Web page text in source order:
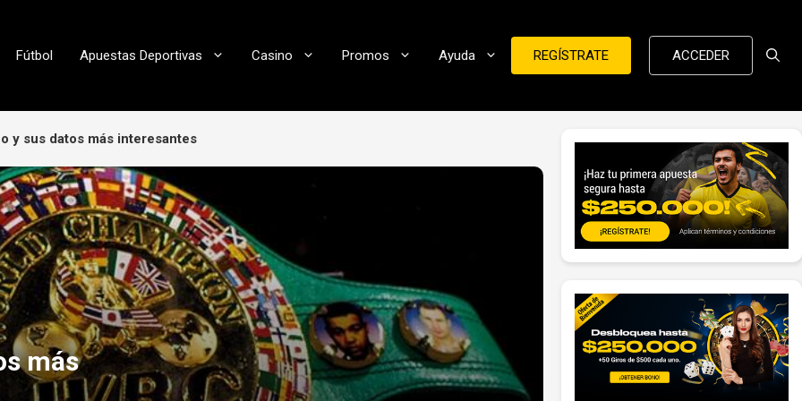
Fútbol Apuestas Deportivas Casino Promos Ayuda REGÍSTRATE ACCEDER
y sus datos más interesantes
más